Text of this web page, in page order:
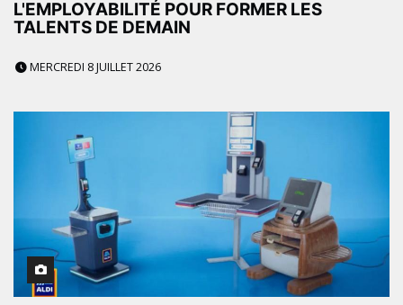
L'EMPLOYABILITÉ POUR FORMER LES
TALENTS DE DEMAIN
MERCREDI 8 JUILLET 2026